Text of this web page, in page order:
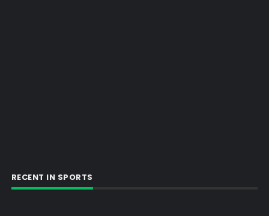
RECENT IN SPORTS